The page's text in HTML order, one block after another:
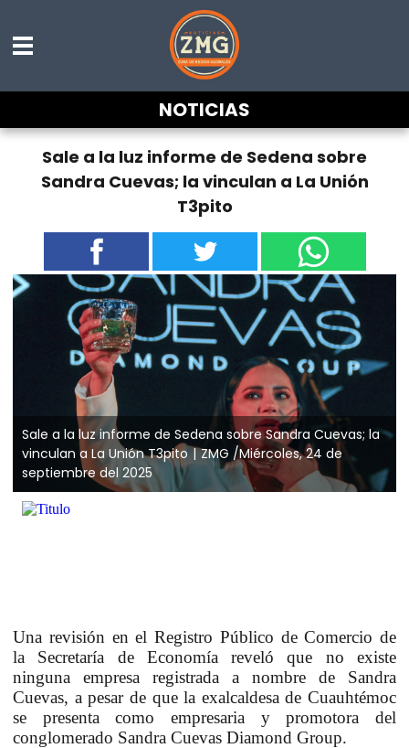
NOTICIAS
Sale a la luz informe de Sedena sobre
Sandra Cuevas; la vinculan a La Unión
T3pito
Sale a la luz informe de Sedena sobre Sandra Cuevas; la
vinculan a La Unión T3pito
ZMG /Miércoles, 24 de
septiembre del 2025
Una revisión en el Registro Público de Comercio de
la Secretaría de Economía reveló que no existe
ninguna empresa registrada a nombre de Sandra
Cuevas, a pesar de que la exalcaldesa de Cuauhtémoc
se presenta como empresaria y promotora del
conglomerado Sandra Cuevas Diamond Group.